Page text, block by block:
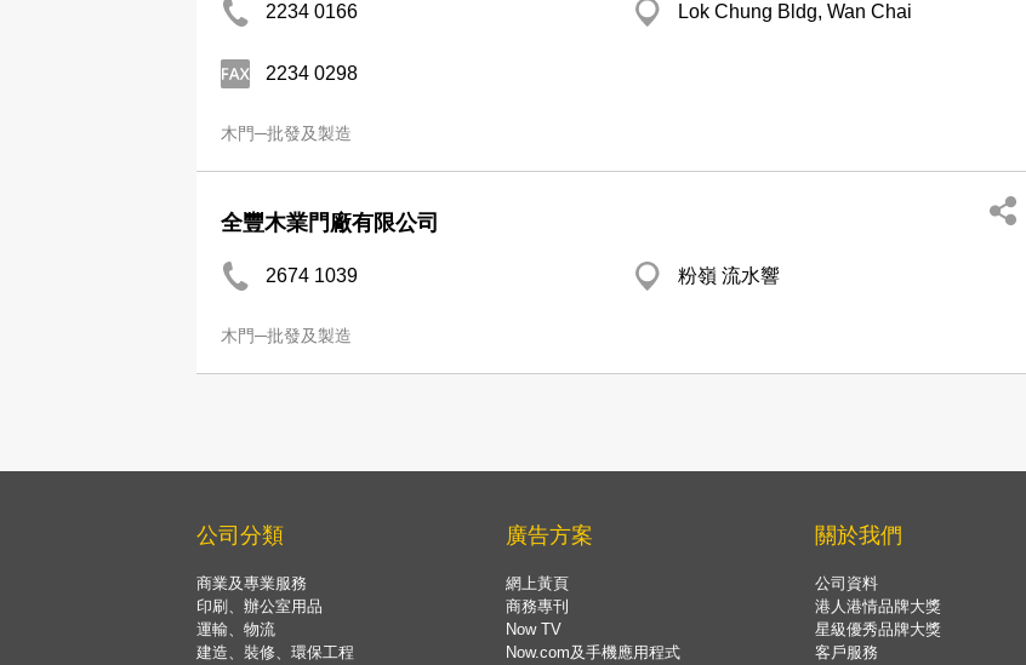
2234 0166 Lok Chung Bldg, Wan Chai
2234 0298
木門─批發及製造
全豐木業門廠有限公司
2674 1039 粉嶺 流水響
木門─批發及製造
公司分類
商業及專業服務
印刷、辦公室用品
運輸、物流
建造、裝修、環保工程
廣告方案
網上黃頁
商務專刊
Now TV
Now.com及手機應用程式
關於我們
公司資料
港人港情品牌大獎
星級優秀品牌大獎
客戶服務